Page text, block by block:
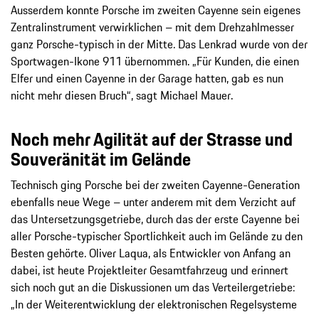
Ausserdem konnte Porsche im zweiten Cayenne sein eigenes
Zentralinstrument verwirklichen – mit dem Drehzahlmesser
ganz Porsche-typisch in der Mitte. Das Lenkrad wurde von der
Sportwagen-Ikone 911 übernommen. „Für Kunden, die einen
Elfer und einen Cayenne in der Garage hatten, gab es nun
nicht mehr diesen Bruch“, sagt Michael Mauer.
Noch mehr Agilität auf der Strasse und
Souveränität im Gelände
Technisch ging Porsche bei der zweiten Cayenne-Generation
ebenfalls neue Wege – unter anderem mit dem Verzicht auf
das Untersetzungsgetriebe, durch das der erste Cayenne bei
aller Porsche-typischer Sportlichkeit auch im Gelände zu den
Besten gehörte. Oliver Laqua, als Entwickler von Anfang an
dabei, ist heute Projektleiter Gesamtfahrzeug und erinnert
sich noch gut an die Diskussionen um das Verteilergetriebe:
„In der Weiterentwicklung der elektronischen Regelsysteme